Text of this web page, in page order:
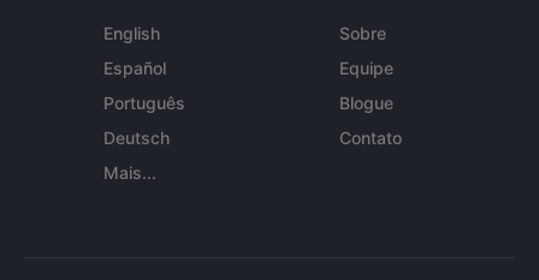
English
Español
Português
Deutsch
Mais...
Sobre
Equipe
Blogue
Contato